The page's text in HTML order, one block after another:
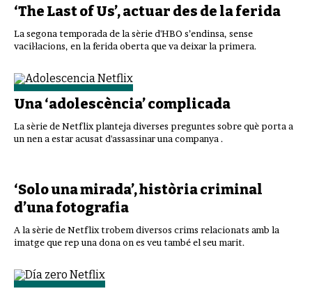
‘The Last of Us’, actuar des de la ferida
La segona temporada de la sèrie d'HBO s’endinsa, sense
vacil·lacions, en la ferida oberta que va deixar la primera.
Una ‘adolescència’ complicada
La sèrie de Netflix planteja diverses preguntes sobre què porta a
un nen a estar acusat d'assassinar una companya .
‘Solo una mirada’, història criminal
d’una fotografia
A la sèrie de Netflix trobem diversos crims relacionats amb la
imatge que rep una dona on es veu també el seu marit.